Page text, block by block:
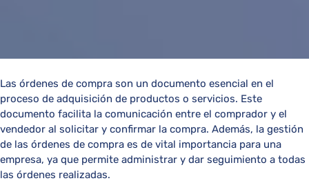
Las órdenes de compra son un documento esencial en el
proceso de adquisición de productos o servicios. Este
documento facilita la comunicación entre el comprador y el
vendedor al solicitar y confirmar la compra. Además, la gestión
de las órdenes de compra es de vital importancia para una
empresa, ya que permite administrar y dar seguimiento a todas
las órdenes realizadas.